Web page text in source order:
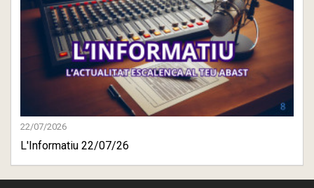
22/07/2026
L'Informatiu 22/07/26